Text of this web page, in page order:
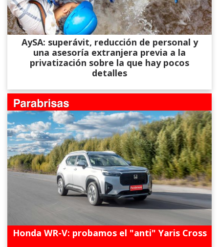
AySA: superávit, reducción de personal y
una asesoría extranjera previa a la
privatización sobre la que hay pocos
detalles
Honda WR-V: probamos el "anti" Yaris Cross